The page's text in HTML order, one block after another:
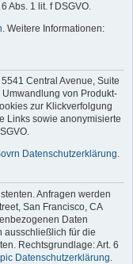
Abs. 1 lit. f DSGVO.
. Weitere Informationen:
Central Avenue, Suite
von Produkt-
zur Klickverfolgung
Links sowie anonymisierte
Datenschutzerklärung.
Anfragen werden
San Francisco, CA
Daten
ausschließlich für die
Rechtsgrundlage: Art. 6
Datenschutzerklärung